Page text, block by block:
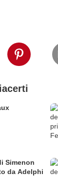
Simenon
da Adelphi